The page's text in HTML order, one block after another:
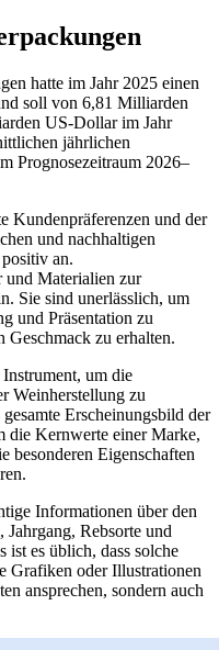
hatte im Jahr 2025 einen
soll von 6,81 Milliarden
US-Dollar im Jahr
jährlichen
Prognosezeitraum 2026–
Kundenpräferenzen und der
und nachhaltigen
an.
und Materialien zur
Sie sind unerlässlich, um
und Präsentation zu
Geschmack zu erhalten.
um die
Weinherstellung zu
Erscheinungsbild der
die Kernwerte einer Marke,
besonderen Eigenschaften
Informationen über den
Rebsorte und
ist es üblich, dass solche
Grafiken oder Illustrationen
ansprechen, sondern auch